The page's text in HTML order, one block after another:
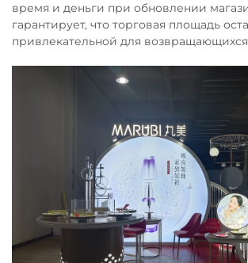
время и деньги при обновлении
гарантирует, что торговая площадь
привлекательной для